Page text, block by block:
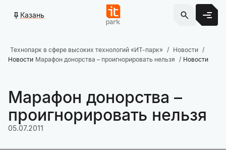
Казань
Технопарк в сфере высоких технологий «ИТ-парк»
Новости
Новости Марафон донорства – проигнорировать нельзя Новости
Марафон донорства –
проигнорировать нельзя
05.07.2011